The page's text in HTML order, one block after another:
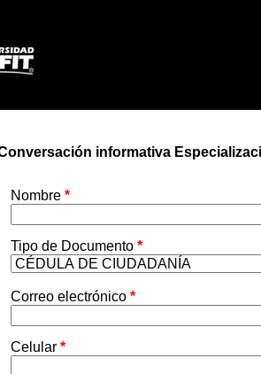
informativa
Nombre *
Tipo de Documento *
Correo electrónico *
Celular *